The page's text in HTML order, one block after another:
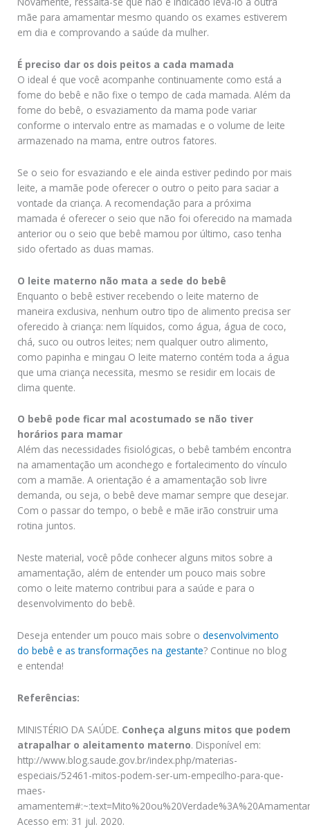
mãe para amamentar mesmo quando os exames estiverem
em dia e comprovando a saúde da mulher.
É preciso dar os dois peitos a cada mamada
O ideal é que você acompanhe continuamente como está a
fome do bebê e não fixe o tempo de cada mamada. Além da
fome do bebê, o esvaziamento da mama pode variar
conforme o intervalo entre as mamadas e o volume de leite
armazenado na mama, entre outros fatores.
Se o seio for esvaziando e ele ainda estiver pedindo por mais
leite, a mamãe pode oferecer o outro o peito para saciar a
vontade da criança. A recomendação para a próxima
mamada é oferecer o seio que não foi oferecido na mamada
anterior ou o seio que bebê mamou por último, caso tenha
sido ofertado as duas mamas.
O leite materno não mata a sede do bebê
Enquanto o bebê estiver recebendo o leite materno de
maneira exclusiva, nenhum outro tipo de alimento precisa ser
oferecido à criança: nem líquidos, como água, água de coco,
chá, suco ou outros leites; nem qualquer outro alimento,
como papinha e mingau O leite materno contém toda a água
que uma criança necessita, mesmo se residir em locais de
clima quente.
O bebê pode ficar mal acostumado se não tiver
horários para mamar
Além das necessidades fisiológicas, o bebê também encontra
na amamentação um aconchego e fortalecimento do vínculo
com a mamãe. A orientação é a amamentação sob livre
demanda, ou seja, o bebê deve mamar sempre que desejar.
Com o passar do tempo, o bebê e mãe irão construir uma
rotina juntos.
Neste material, você pôde conhecer alguns mitos sobre a
amamentação, além de entender um pouco mais sobre
como o leite materno contribui para a saúde e para o
desenvolvimento do bebê.
Deseja entender um pouco mais sobre o desenvolvimento
do bebê e as transformações na gestante? Continue no blog
e entenda!
Referências:
MINISTÉRIO DA SAÚDE. Conheça alguns mitos que podem
atrapalhar o aleitamento materno. Disponível em:
http://www.blog.saude.gov.br/index.php/materias-
especiais/52461-mitos-podem-ser-um-empecilho-para-que-
maes-
Acesso em: 31 jul. 2020.